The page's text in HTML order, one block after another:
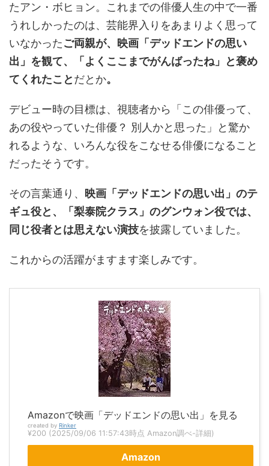
たアン・ボヒョン。これまでの俳優人生の中で一番
うれしかったのは、芸能界入りをあまりよく思って
いなかったご両親が、映画「デッドエンドの思い
出」を観て、「よくここまでがんばったね」と褒め
てくれたことだとか。
デビュー時の目標は、視聴者から「この俳優って、
あの役やっていた俳優？ 別人かと思った」と驚か
れるような、いろんな役をこなせる俳優になること
だったそうです。
その言葉通り、 映画「デッドエンドの思い出」のテ
ギュ役と、「梨泰院クラス」のグンウォン役では、
同じ役者とは思えない演技を披露していました。
これからの活躍がますます楽しみです。
Amazonで映画「デッドエンドの思い出」を見る
created by Rinker
¥200 (2025/09/06 11:57:43時点 Amazon調べ-詳細)
Amazon